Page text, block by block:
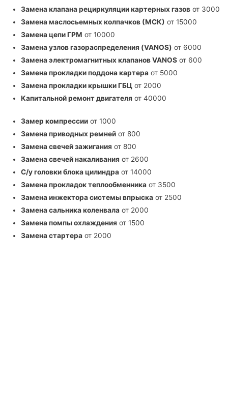
Замена клапана рециркуляции картерных газов от 3000
Замена маслосьемных колпачков (МСК) от 15000
Замена цепи ГРМ от 10000
Замена узлов газораспределения (VANOS) от 6000
Замена электромагнитных клапанов VANOS от 600
Замена прокладки поддона картера от 5000
Замена прокладки крышки ГБЦ от 2000
Капитальной ремонт двигателя от 40000
Замер компрессии от 1000
Замена приводных ремней от 800
Замена свечей зажигания от 800
Замена свечей накаливания от 2600
С/у головки блока цилиндра от 14000
Замена прокладок теплообменника от 3500
Замена инжектора системы впрыска от 2500
Замена сальника коленвала от 2000
Замена помпы охлаждения от 1500
Замена стартера от 2000